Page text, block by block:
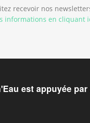
recevoir nos
informations en cliquant
est appuyée par